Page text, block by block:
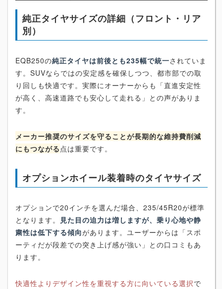
純正タイヤサイズの詳細（フロント・リア
別）
EQB250の純正タイヤは前後とも235幅で統一されていま
す。SUVならではの安定感を確保しつつ、都市部での取
り回しも快適です。実際にオーナーからも「直進安定性
が高く、高速道路でも安心して走れる」との声がありま
す。
メーカー推奨のサイズを守ることが長期的な維持費削減
にもつながる 点は重要です。
オプションホイール装着時のタイヤサイズ
オプションで20インチを選んだ場合、235/45R20が標準
となります。
見た目の迫力は増しますが、乗り心地や静
粛性は低下する傾向があります。ユーザーからは「スポ
ーティだが段差での突き上げ感が強い」との口コミもあ
ります。
快適性よりデザイン性を重視する方に向いている選択で